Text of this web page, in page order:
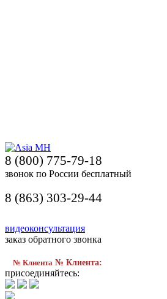
8 (800) 775-79-18
звонок по России бесплатный
8 (863) 303-29-44
видеоконсультация
заказ обратного звонка
№ Клиента № Клиента:
присоединяйтесь: